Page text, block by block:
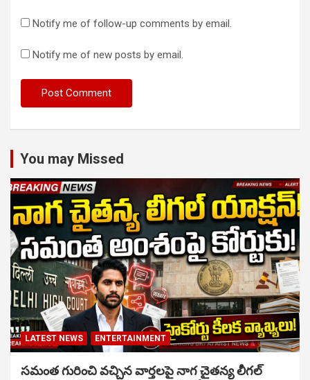
Notify me of follow-up comments by email.
Notify me of new posts by email.
You may Missed
LATEST NEWS ENTERTAINMENT
సమంత గురించి వచ్చిన వార్తలపై నాగ చైతన్య లీగల్